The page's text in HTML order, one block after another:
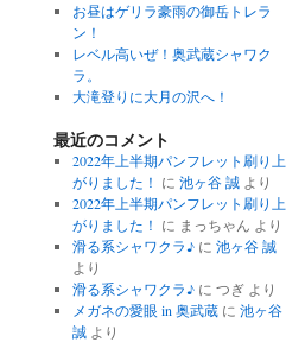
お昼はゲリラ豪雨の御岳トレラ
ン！
レベル高いぜ！奥武蔵シャワク
ラ。
大滝登りに大月の沢へ！
最近のコメント
2022年上半期パンフレット刷り上
がりました！ に 池ヶ谷 誠より
2022年上半期パンフレット刷り上
がりました！ に まっちゃん より
滑る系シャワクラ♪に 池ヶ谷 誠
より
滑る系シャワクラ♪に つぎより
メガネの愛眼 in 奥武蔵に 池ヶ谷
誠より